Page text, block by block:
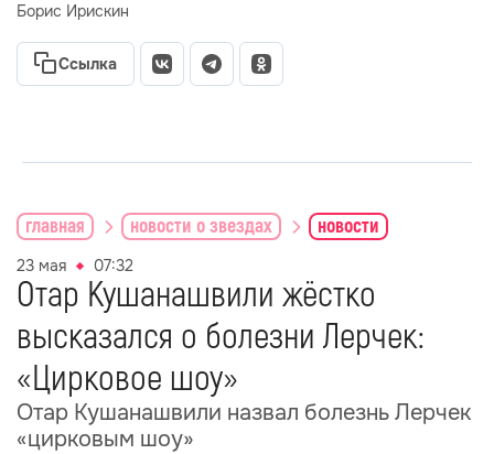
Борис Ирискин
Ссылка
главная новости о звездах новости
23 мая 07:32
Отар Кушанашвили жёстко
высказался о болезни Лерчек:
«Цирковое шоу»
Отар Кушанашвили назвал болезнь Лерчек
«цирковым шоу»